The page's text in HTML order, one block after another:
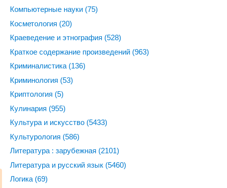
Компьютерные науки (75)
Косметология (20)
Краеведение и этнография (528)
Краткое содержание произведений (963)
Криминалистика (136)
Криминология (53)
Криптология (5)
Кулинария (955)
Культура и искусство (5433)
Культурология (586)
Литература : зарубежная (2101)
Литература и русский язык (5460)
Логика (69)